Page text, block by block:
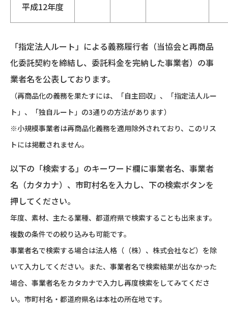
平成12年度
「指定法人ルート」による義務履行者（当協会と再商品
化委託契約を締結し、委託料金を完納した事業者）の事
業者名を公表しております。
（再商品化の義務を果たすには、「自主回収」、「指定法人ルー
ト」、「独自ルート」の3通りの方法があります）
※小規模事業者は再商品化義務を適用除外されており、このリス
トには掲載されません。
以下の「検索する」のキーワード欄に事業者名、事業者
名（カタカナ）、市町村名を入力し、下の検索ボタンを
押してください。
年度、素材、主たる業種、都道府県で検索することも出来ます。
複数の条件での絞り込みも可能です。
事業者名で検索する場合は法人格（（株）、株式会社など）を除
いて入力してください。また、事業者名で検索結果が出なかった
場合、事業者名をカタカナで入力し再度検索をしてみてくださ
い。市町村名・都道府県名は本社の所在地です。